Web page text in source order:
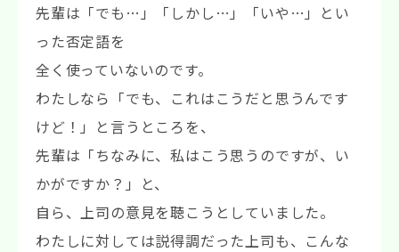
先輩は「でも…」「しかし…」「いや…」とい
った否定語を
全く使っていないのです。
わたしなら「でも、これはこうだと思うんです
けど！」と言うところを、
先輩は「ちなみに、私はこう思うのですが、い
かがですか？」と、
自ら、上司の意見を聴こうとしていました。
わたしに対しては説得調だった上司も、こんな